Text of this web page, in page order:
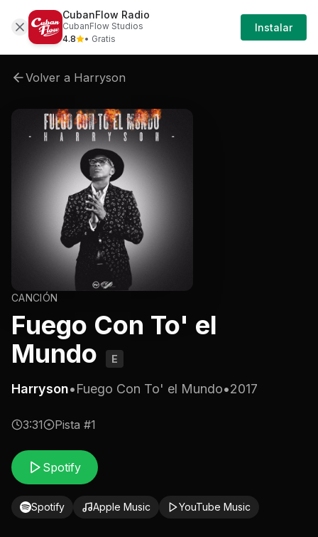
Artistas Harryson Harryson-fuego-con-to-
Volver a Harryson
CANCIÓN
Fuego Con To' el
Mundo
E
Harryson•Fuego Con To' el Mundo•2017
3:31 Pista #1
Spotify
Spotify Apple Music YouTube Music
CubanFlow Radio
CubanFlow Studios
4.8
• Gratis
Instalar